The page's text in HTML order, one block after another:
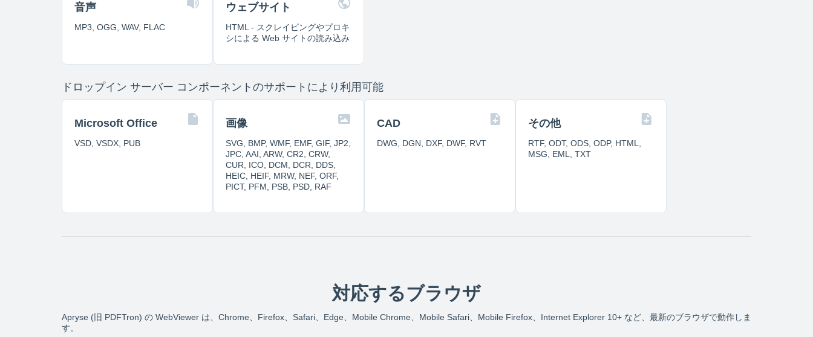
音声
MP3, OGG, WAV, FLAC
ウェブサイト
HTML - スクレイピングやプロキ
シによる Web サイトの読み込み
ドロップイン サーバー コンポーネントのサポートにより利用可能
Microsoft Office
VSD, VSDX, PUB
画像
SVG, BMP, WMF, EMF, GIF, JP2,
JPC, AAI, ARW, CR2, CRW,
CUR, ICO, DCM, DCR, DDS,
HEIC, HEIF, MRW, NEF, ORF,
PICT, PFM, PSB, PSD, RAF
CAD
DWG, DGN, DXF, DWF, RVT
その他
RTF, ODT, ODS, ODP, HTML,
MSG, EML, TXT
対応するブラウザ
Apryse (旧 PDFTron) の WebViewer は、Chrome、Firefox、Safari、Edge、Mobile Chrome、Mobile Safari、Mobile Firefox、Internet Explorer 10+ など、最新のブラウザで動作しま
す。